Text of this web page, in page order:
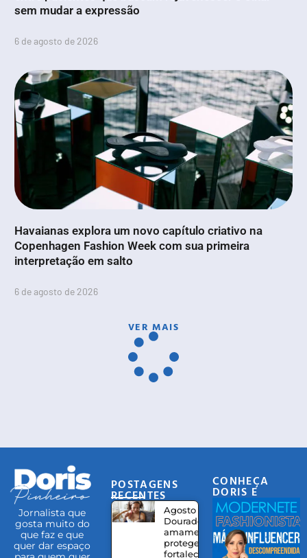
sem mudar a expressão
6 de agosto de 2026
Havaianas explora um novo capítulo criativo na
Copenhagen Fashion Week com sua primeira
interpretação em salto
6 de agosto de 2026
VER MAIS
Jornalista que
gosta muito do
que faz e que
quer dar espaço
POSTAGENS
RECENTES
Agosto
Dourado:
amamentação
protege,
fortalece
CONHEÇA
DORIS E
EQUIPE